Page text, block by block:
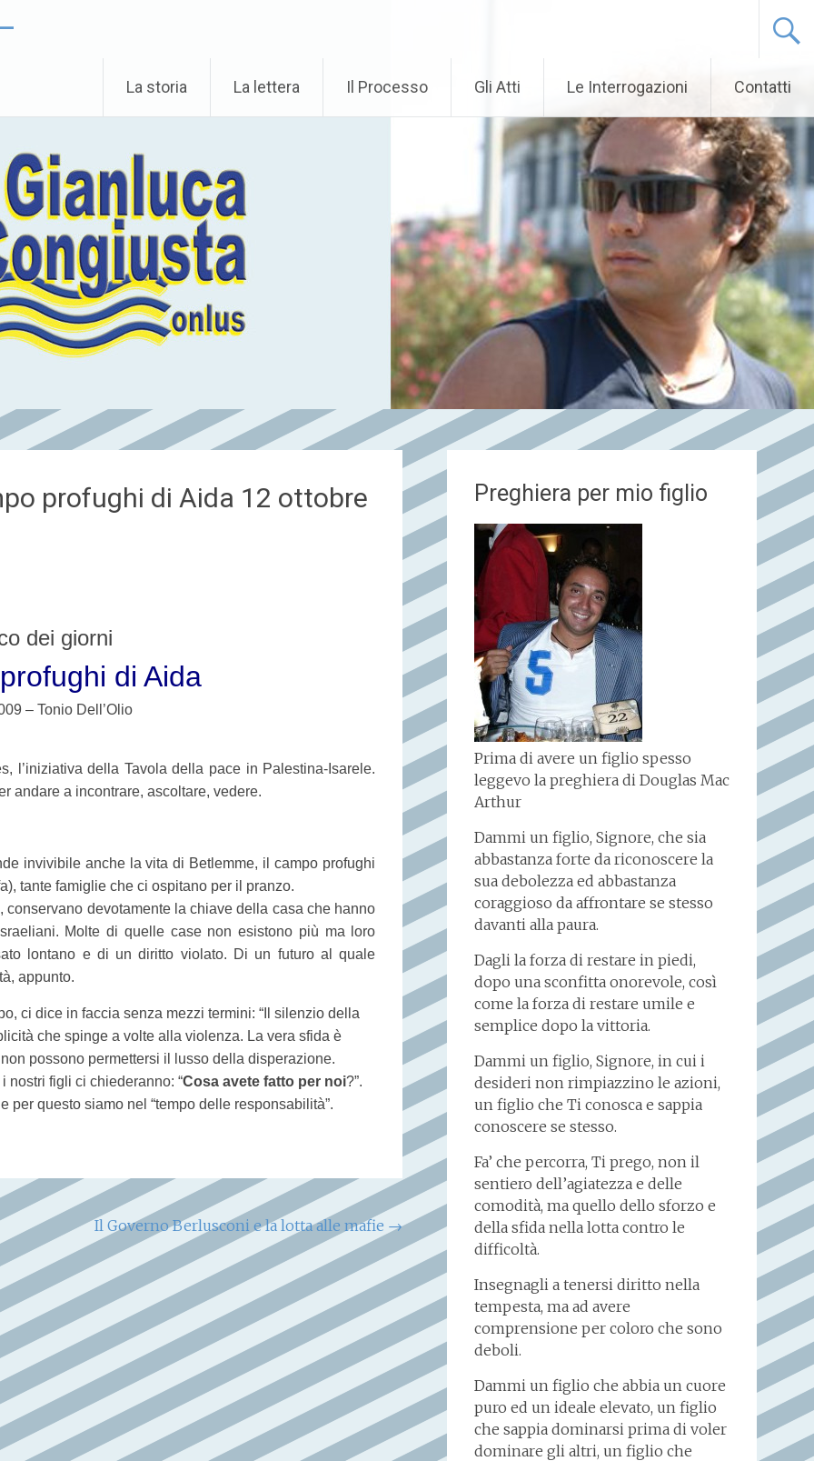
La storia La lettera Il Processo Gli Atti Le Interrogazioni Contatti
profughi di Aida 12 ottobre
dei giorni
di Aida
– Tonio Dell’Olio
l’iniziativa della Tavola della pace in Palestina-Isarele.
andare a incontrare, ascoltare, vedere.
invivibile anche la vita di Betlemme, il campo profughi
tante famiglie che ci ospitano per il pranzo.
devotamente la chiave della casa che hanno
Molte di quelle case non esistono più ma loro
lontano e di un diritto violato. Di un futuro al quale
appunto.
ci dice in faccia senza mezzi termini: “Il silenzio della
che spinge a volte alla violenza. La vera sfida è
possono permettersi il lusso della disperazione.
nostri figli ci chiederanno: “Cosa avete fatto per noi?”.
questo siamo nel “tempo delle responsabilità”.
Il Governo Berlusconi e la lotta alle mafie →
Preghiera per mio figlio
Prima di avere un figlio spesso
leggevo la preghiera di Douglas Mac
Arthur
Dammi un figlio, Signore, che sia
abbastanza forte da riconoscere la
sua debolezza ed abbastanza
coraggioso da affrontare se stesso
davanti alla paura.
Dagli la forza di restare in piedi,
dopo una sconfitta onorevole, così
come la forza di restare umile e
semplice dopo la vittoria.
Dammi un figlio, Signore, in cui i
desideri non rimpiazzino le azioni,
un figlio che Ti conosca e sappia
conoscere se stesso.
Fa’ che percorra, Ti prego, non il
sentiero dell’agiatezza e delle
comodità, ma quello dello sforzo e
della sfida nella lotta contro le
difficoltà.
Insegnagli a tenersi diritto nella
tempesta, ma ad avere
comprensione per coloro che sono
deboli.
Dammi un figlio che abbia un cuore
puro ed un ideale elevato, un figlio
che sappia dominarsi prima di voler
dominare gli altri, un figlio che